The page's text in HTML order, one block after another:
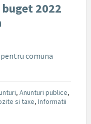
2022
comuna
, Anunturi publice,
si taxe, Informatii